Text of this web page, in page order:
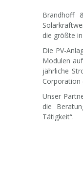
Brandhoff
die größte
Die PV-
Modulen
jährliche
Corporation
Unser
die
Tätigkeit“.